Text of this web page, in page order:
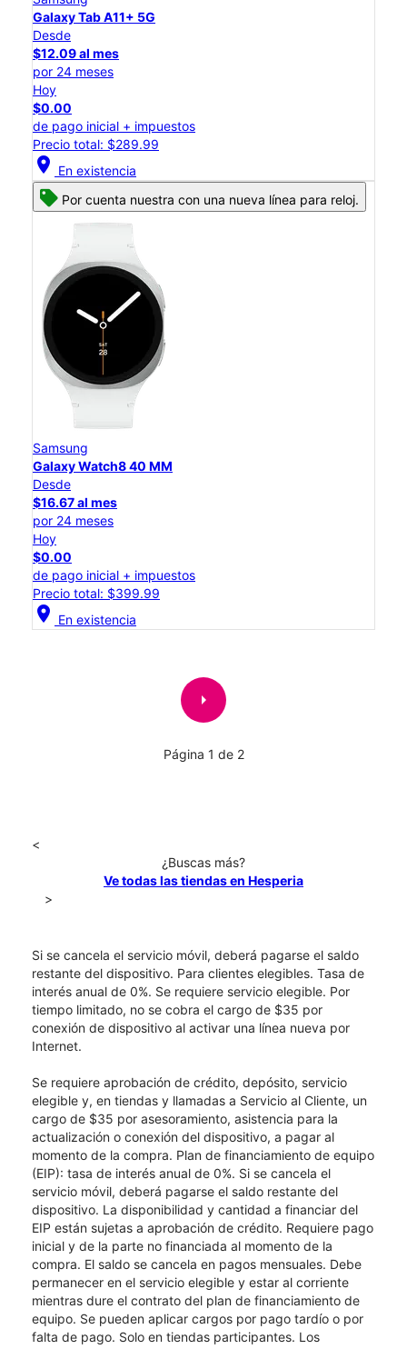
Galaxy Tab A11+ 5G
Desde
$12.09 al mes
por 24 meses
Hoy
$0.00
de pago inicial + impuestos
Precio total: $289.99
location_on En existencia
Por cuenta nuestra con una nueva línea para reloj.
Samsung
Galaxy Watch8 40 MM
Desde
$16.67 al mes
por 24 meses
Hoy
$0.00
de pago inicial + impuestos
Precio total: $399.99
location_on En existencia
arrow_right
Página 1 de 2
<
¿Buscas más?
Ve todas las tiendas en Hesperia
>
Si se cancela el servicio móvil, deberá pagarse el saldo
restante del dispositivo. Para clientes elegibles. Tasa de
interés anual de 0%. Se requiere servicio elegible. Por
tiempo limitado, no se cobra el cargo de $35 por
conexión de dispositivo al activar una línea nueva por
Internet.
Se requiere aprobación de crédito, depósito, servicio
elegible y, en tiendas y llamadas a Servicio al Cliente, un
cargo de $35 por asesoramiento, asistencia para la
actualización o conexión del dispositivo, a pagar al
momento de la compra. Plan de financiamiento de equipo
(EIP): tasa de interés anual de 0%. Si se cancela el
servicio móvil, deberá pagarse el saldo restante del
dispositivo. La disponibilidad y cantidad a financiar del
EIP están sujetas a aprobación de crédito. Requiere pago
inicial y de la parte no financiada al momento de la
compra. El saldo se cancela en pagos mensuales. Debe
permanecer en el servicio elegible y estar al corriente
mientras dure el contrato del plan de financiamiento de
equipo. Se pueden aplicar cargos por pago tardío o por
falta de pago. Solo en tiendas participantes. Los